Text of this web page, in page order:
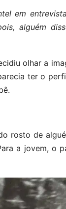
em
alguém
olhar a
ter o
rosto de
a jovem, o